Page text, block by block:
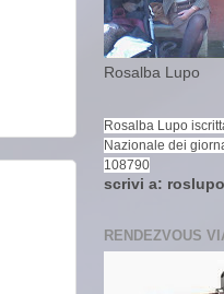
Rosalba Lupo
Rosalba Lupo
Nazionale dei
108790
scrivi a:
RENDEZVOUS